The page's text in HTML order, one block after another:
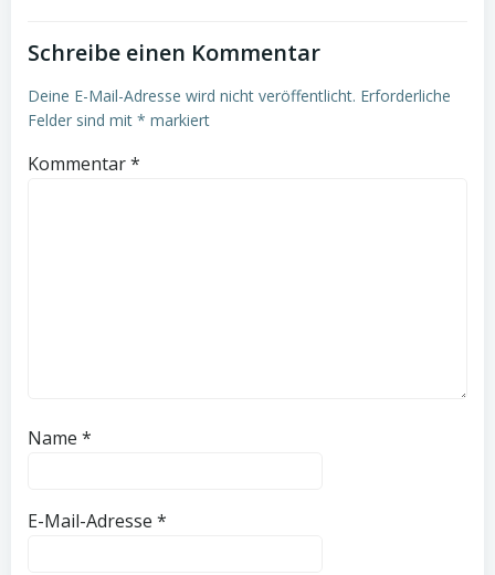
Schreibe einen Kommentar
Deine E-Mail-Adresse wird nicht veröffentlicht. Erforderliche
Felder sind mit * markiert
Kommentar*
Name *
E-Mail-Adresse *